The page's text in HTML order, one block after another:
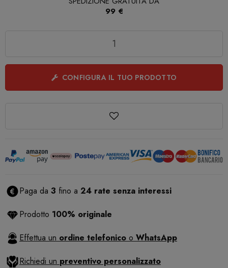
99 €
CONFIGURA IL TUO PRODOTTO
Paga da 3 fino a 24 rate senza interessi
Prodotto 100% originale
Effettua un ordine telefonico o WhatsApp
Richiedi un preventivo personalizzato